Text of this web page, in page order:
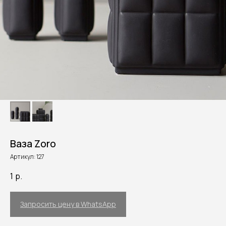
Ваза Zoro
Артикул:127
1 р.
Запросить цену в WhatsApp